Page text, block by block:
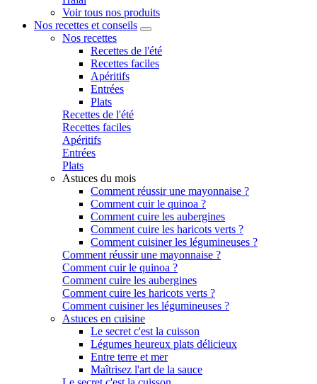
Voir tous nos produits
Nos recettes et conseils
Nos recettes
Recettes de l'été
Recettes faciles
Apéritifs
Entrées
Plats
Recettes de l'été
Recettes faciles
Apéritifs
Entrées
Plats
Astuces du mois
Comment réussir une mayonnaise ?
Comment cuir le quinoa ?
Comment cuire les aubergines
Comment cuire les haricots verts ?
Comment cuisiner les légumineuses ?
Comment réussir une mayonnaise ?
Comment cuir le quinoa ?
Comment cuire les aubergines
Comment cuire les haricots verts ?
Comment cuisiner les légumineuses ?
Astuces en cuisine
Le secret c'est la cuisson
Légumes heureux plats délicieux
Entre terre et mer
Maîtrisez l'art de la sauce